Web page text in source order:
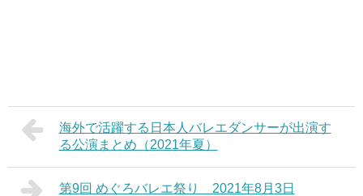
海外で活躍する日本人バレエダンサーが出演す
る公演まとめ（2021年夏）
第9回 めぐろバレエ祭り 2021年8月3日